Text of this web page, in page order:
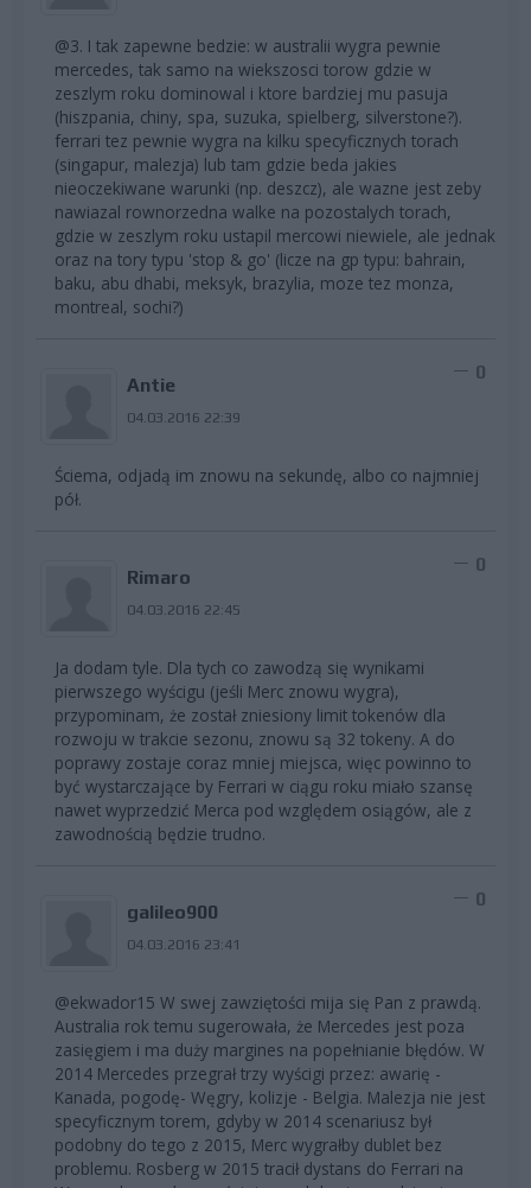
@3. I tak zapewne bedzie: w australii wygra pewnie
mercedes, tak samo na wiekszosci torow gdzie w
zeszlym roku dominowal i ktore bardziej mu pasuja
(hiszpania, chiny, spa, suzuka, spielberg, silverstone?).
ferrari tez pewnie wygra na kilku specyficznych torach
(singapur, malezja) lub tam gdzie beda jakies
nieoczekiwane warunki (np. deszcz), ale wazne jest zeby
nawiazal rownorzedna walke na pozostalych torach,
gdzie w zeszlym roku ustapil mercowi niewiele, ale jednak
oraz na tory typu 'stop & go' (licze na gp typu: bahrain,
baku, abu dhabi, meksyk, brazylia, moze tez monza,
montreal, sochi?)
Antie
04.03.2016 22:39
0
Ściema, odjadą im znowu na sekundę, albo co najmniej
pół.
Rimaro
04.03.2016 22:45
0
Ja dodam tyle. Dla tych co zawodzą się wynikami
pierwszego wyścigu (jeśli Merc znowu wygra),
przypominam, że został zniesiony limit tokenów dla
rozwoju w trakcie sezonu, znowu są 32 tokeny. A do
poprawy zostaje coraz mniej miejsca, więc powinno to
być wystarczające by Ferrari w ciągu roku miało szansę
nawet wyprzedzić Merca pod względem osiągów, ale z
zawodnością będzie trudno.
galileo900
04.03.2016 23:41
0
@ekwador15 W swej zawziętości mija się Pan z prawdą.
Australia rok temu sugerowała, że Mercedes jest poza
zasięgiem i ma duży margines na popełnianie błędów. W
2014 Mercedes przegrał trzy wyścigi przez: awarię -
Kanada, pogodę- Węgry, kolizje - Belgia. Malezja nie jest
specyficznym torem, gdyby w 2014 scenariusz był
podobny do tego z 2015, Merc wygrałby dublet bez
problemu. Rosberg w 2015 tracił dystans do Ferrari na